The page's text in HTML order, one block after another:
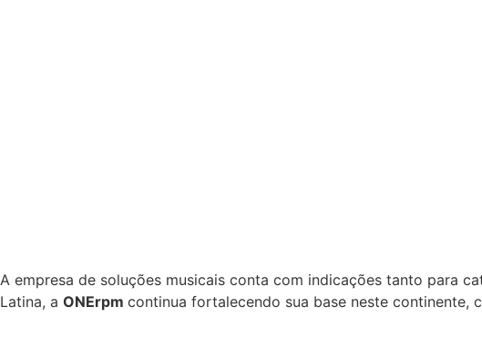
A empresa de soluções musicais conta com indicações tanto para
Latina, a ONErpm continua fortalecendo sua base neste continente,